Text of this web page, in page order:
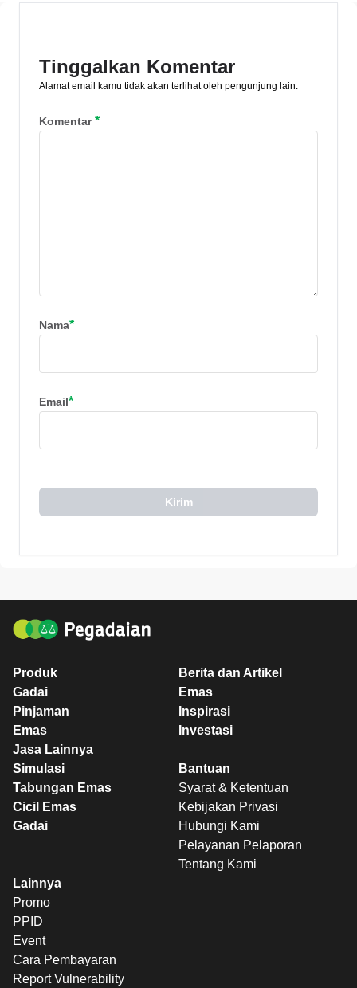
Tinggalkan Komentar
Alamat email kamu tidak akan terlihat oleh pengunjung lain.
Komentar*
Nama*
Email*
Kirim
Produk
Gadai
Pinjaman
Emas
Jasa Lainnya
Berita dan Artikel
Emas
Inspirasi
Investasi
Simulasi
Tabungan Emas
Cicil Emas
Gadai
Bantuan
Syarat & Ketentuan
Kebijakan Privasi
Hubungi Kami
Pelayanan Pelaporan
Tentang Kami
Lainnya
Promo
PPID
Event
Cara Pembayaran
Report Vulnerability